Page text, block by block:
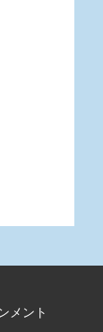
メント